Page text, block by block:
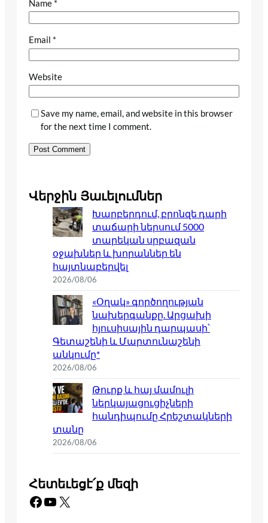
Name *
Email *
Website
Save my name, email, and website in this browser
for the next time I comment.
Վերջին Յաւելումներ
Խարբերդում, բրոնզե դարի
տաճարի ներսում 5000
տարեկան սրբազան
օջախներ և խորաններ են
հայտնաբերվել
2026/08/06
«Օղակ» գործողության
նախերգանքը. Արցախի
հյուսիսային դարպասի՝
Գետաշենի և Մարտունաշենի
անկումը*
2026/08/06
Թուրք և հայ մամուլի
ներկայացուցիչների
հանդիպումը Հրեշտակների
տանը
2026/08/06
Հետեւեցէ՛ք մեզի
Facebook YouTube X